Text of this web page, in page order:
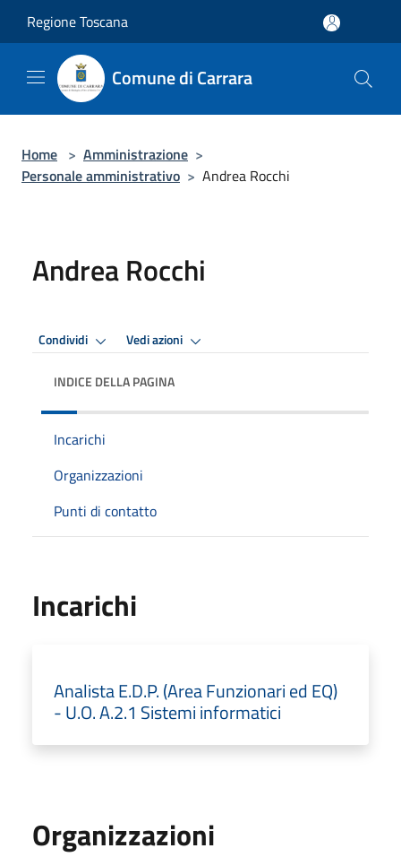
Regione Toscana
Comune di Carrara
Home > Amministrazione >
Personale amministrativo > Andrea Rocchi
Andrea Rocchi
Condividi Vedi azioni
INDICE DELLA PAGINA
Incarichi
Organizzazioni
Punti di contatto
Incarichi
Analista E.D.P. (Area Funzionari ed EQ)
- U.O. A.2.1 Sistemi informatici
Organizzazioni